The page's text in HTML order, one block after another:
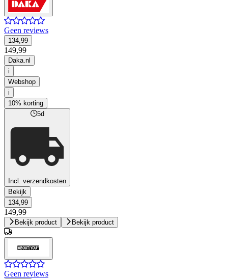
Geen reviews
134,99
149,99
Daka.nl
i
Webshop
i
10% korting
5d
Incl. verzendkosten
Bekijk
134,99
149,99
Bekijk product Bekijk product
Geen reviews